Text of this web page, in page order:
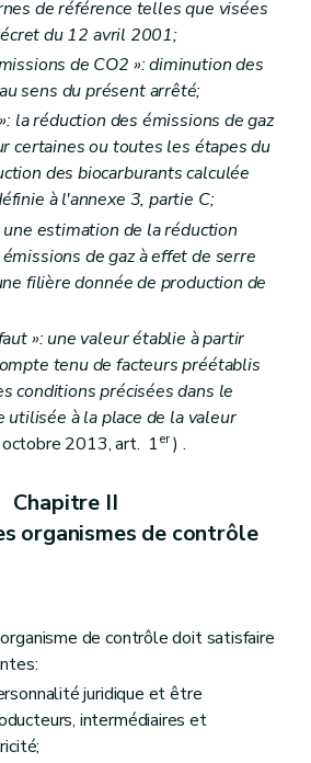
de référence telles que visées
du 12 avril 2001;
de CO2 »: diminution des
sens du présent arrêté;
la réduction des émissions de gaz
certaines ou toutes les étapes du
des biocarburants calculée
à l'annexe 3, partie C;
une estimation de la réduction
de gaz à effet de serre
filière donnée de production de
»: une valeur établie à partir
tenu de facteurs préétablis
conditions précisées dans le
à la place de la valeur
2013, art. 1er) .
Chapitre II
organismes de contrôle
de contrôle doit satisfaire
juridique et être
intermédiaires et